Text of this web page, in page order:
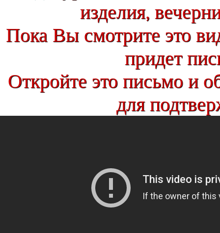
изделия,
Пока Вы смотрите это
придет
Откройте это письмо и
для